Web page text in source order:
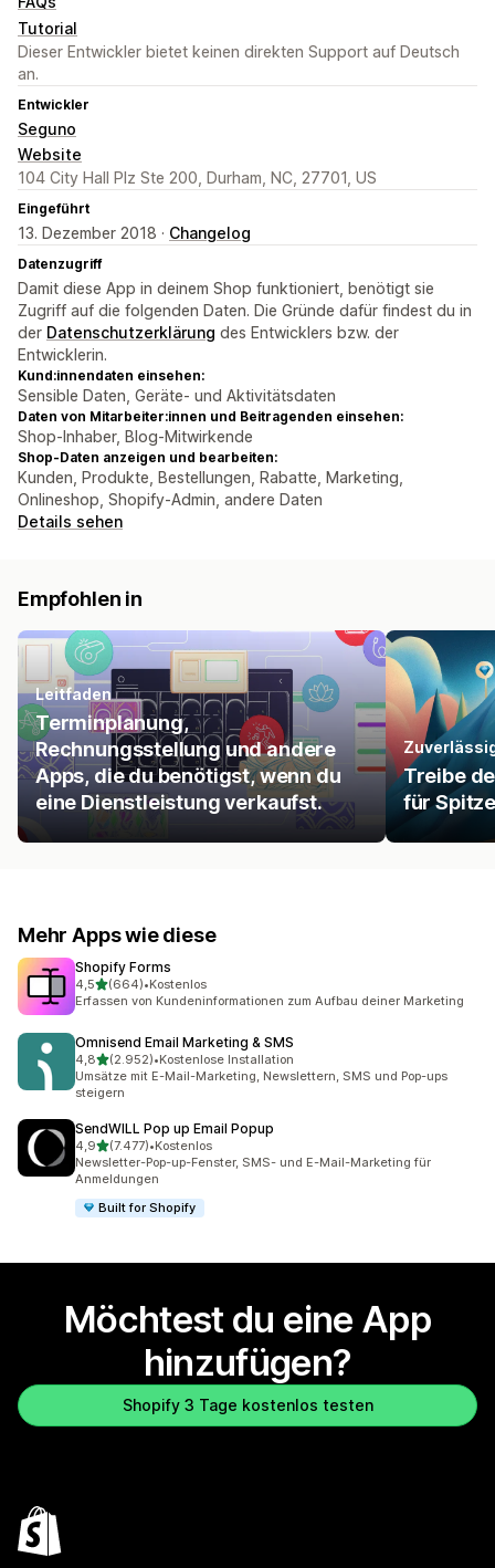
Tutorial
Dieser Entwickler bietet keinen direkten Support auf Deutsch
an.
Entwickler
Seguno
Website
104 City Hall Plz Ste 200, Durham, NC, 27701, US
Eingeführt
13. Dezember 2018 · Changelog
Datenzugriff
Damit diese App in deinem Shop funktioniert, benötigt sie
Zugriff auf die folgenden Daten. Die Gründe dafür findest du in
der Datenschutzerklärung des Entwicklers bzw. der
Entwicklerin.
Kund:innendaten einsehen:
Sensible Daten, Geräte- und Aktivitätsdaten
Daten von Mitarbeiter:innen und Beitragenden einsehen:
Shop-Inhaber, Blog-Mitwirkende
Shop-Daten anzeigen und bearbeiten:
Kunden, Produkte, Bestellungen, Rabatte, Marketing,
Onlineshop, Shopify-Admin, andere Daten
Details sehen
Empfohlen in
Leitfaden
Terminplanung,
Rechnungsstellung und andere
Apps, die du benötigst, wenn du
eine Dienstleistung verkaufst.
Treibe
für
Mehr Apps wie diese
Shopify Forms
4,5von 5 Sternen
(664)
664 Rezensionen insgesamt
•Kostenlos
Erfassen von Kundeninformationen zum Aufbau deiner Marketing
Omnisend Email Marketing & SMS
4,8von 5 Sternen
(2.952)
2952 Rezensionen insgesamt
•Kostenlose Installation
Umsätze mit E-Mail-Marketing, Newslettern, SMS und Pop-ups
steigern
SendWILL Pop up Email Popup
4,9von 5 Sternen
(7.477)
7477 Rezensionen insgesamt
•Kostenlos
Newsletter-Pop-up-Fenster, SMS- und E-Mail-Marketing für
Anmeldungen
Built for Shopify
Möchtest du eine App
hinzufügen?
Shopify 3 Tage kostenlos testen